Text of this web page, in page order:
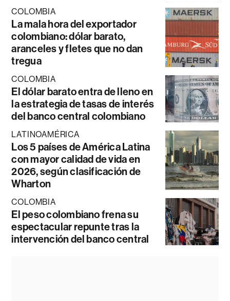
COLOMBIA
La mala hora del exportador
colombiano: dólar barato,
aranceles y fletes que no dan
tregua
COLOMBIA
El dólar barato entra de lleno en
la estrategia de tasas de interés
del banco central colombiano
LATINOAMÉRICA
Los 5 países de América Latina
con mayor calidad de vida en
2026, según clasificación de
Wharton
COLOMBIA
El peso colombiano frena su
espectacular repunte tras la
intervención del banco central